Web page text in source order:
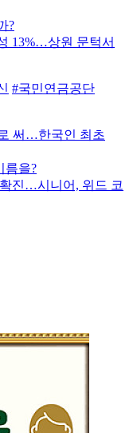
?
13%…상원 문턱서
#국민연금공단
써…한국인 최초
름을?
진…시니어, 위드 코